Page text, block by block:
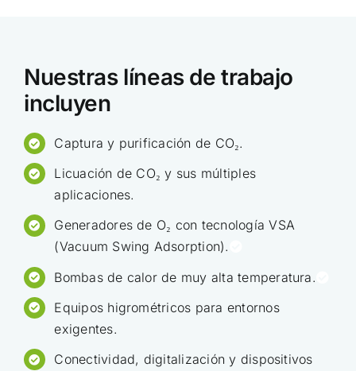
Nuestras líneas de trabajo
incluyen
Captura y purificación de CO₂.
Licuación de CO₂ y sus múltiples
aplicaciones.
Generadores de O₂ con tecnología VSA
(Vacuum Swing Adsorption).
Bombas de calor de muy alta temperatura.
Equipos higrométricos para entornos
exigentes.
Conectividad, digitalización y dispositivos